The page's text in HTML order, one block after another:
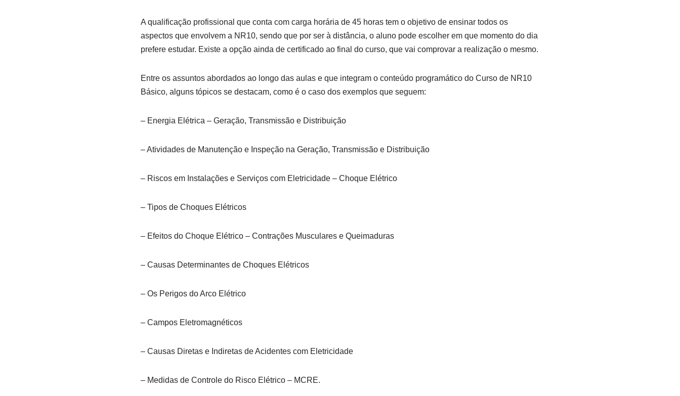
A qualificação profissional que conta com carga horária de 45 horas tem o objetivo de ensinar todos os
aspectos que envolvem a NR10, sendo que por ser à distância, o aluno pode escolher em que momento do dia
prefere estudar. Existe a opção ainda de certificado ao final do curso, que vai comprovar a realização o mesmo.
Entre os assuntos abordados ao longo das aulas e que integram o conteúdo programático do Curso de NR10
Básico, alguns tópicos se destacam, como é o caso dos exemplos que seguem:
– Energia Elétrica – Geração, Transmissão e Distribuição
– Atividades de Manutenção e Inspeção na Geração, Transmissão e Distribuição
– Riscos em Instalações e Serviços com Eletricidade – Choque Elétrico
– Tipos de Choques Elétricos
– Efeitos do Choque Elétrico – Contrações Musculares e Queimaduras
– Causas Determinantes de Choques Elétricos
– Os Perigos do Arco Elétrico
– Campos Eletromagnéticos
– Causas Diretas e Indiretas de Acidentes com Eletricidade
– Medidas de Controle do Risco Elétrico – MCRE.